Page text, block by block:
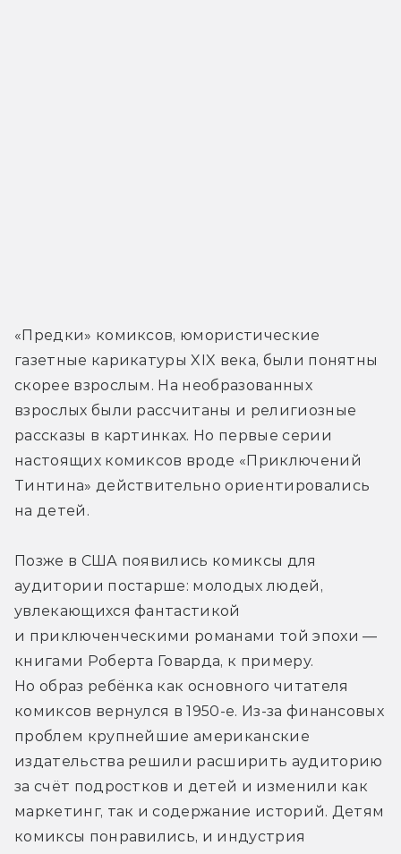
«Предки» комиксов, юмористические
газетные карикатуры XIX века, были понятны
скорее взрослым. На необразованных
взрослых были рассчитаны и религиозные
рассказы в картинках. Но первые серии
настоящих комиксов вроде «Приключений
Тинтина» действительно ориентировались
на детей.
Позже в США появились комиксы для
аудитории постарше: молодых людей,
увлекающихся фантастикой
и приключенческими романами той эпохи —
книгами Роберта Говарда, к примеру.
Но образ ребёнка как основного читателя
комиксов вернулся в 1950-е. Из-за финансовых
проблем крупнейшие американские
издательства решили расширить аудиторию
за счёт подростков и детей и изменили как
маркетинг, так и содержание историй. Детям
комиксы понравились, и индустрия